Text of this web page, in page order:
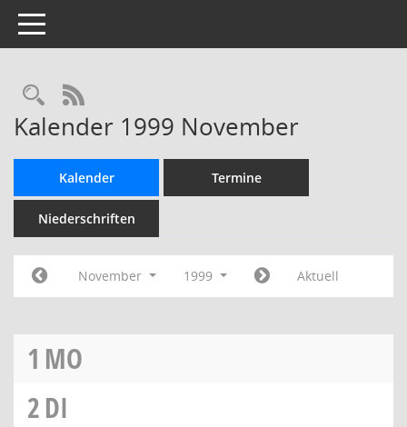
Toggle navigation
Rechercheauswahl
RSS-Feed
Kalender 1999 November
Kalender Termine
Niederschriften
November 1999 Aktuell
1 MO
2DI